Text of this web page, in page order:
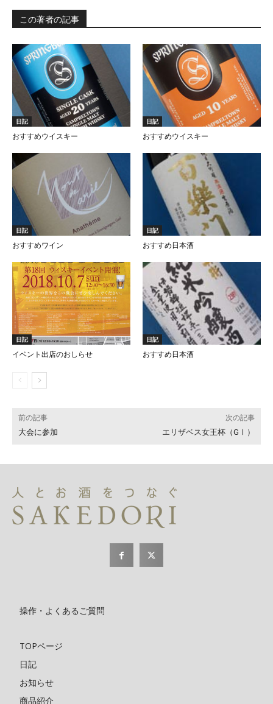
この著者の記事
日記
おすすめウイスキー
日記
おすすめウイスキー
日記
おすすめワイン
日記
おすすめ日本酒
日記
イベント出店のおしらせ
日記
おすすめ日本酒
前の記事
大会に参加
次の記事
エリザベス女王杯（GⅠ）
操作・よくあるご質問
TOPページ
日記
お知らせ
商品紹介